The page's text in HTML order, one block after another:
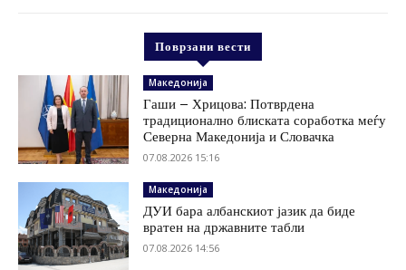
Поврзани вести
Македонија
Гаши – Хрицова: Потврдена
традиционално блиската соработка меѓу
Северна Македонија и Словачка
07.08.2026 15:16
Македонија
ДУИ бара албанскиот јазик да биде
вратен на државните табли
07.08.2026 14:56